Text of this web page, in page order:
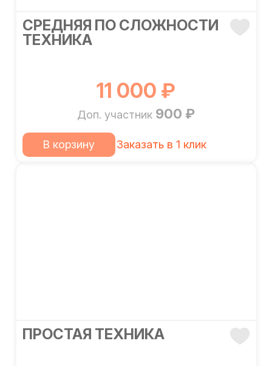
СРЕДНЯЯ ПО СЛОЖНОСТИ
ТЕХНИКА
11 000 ₽
Доп. участник 900 ₽
В корзину Заказать в 1 клик
ПРОСТАЯ ТЕХНИКА